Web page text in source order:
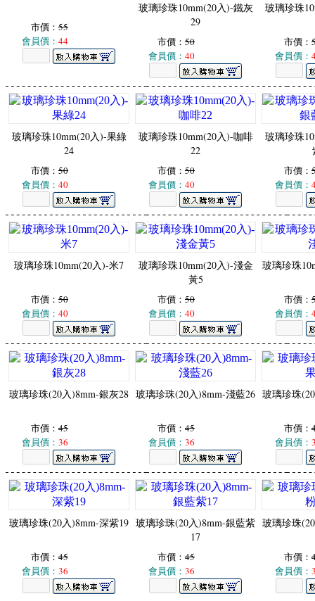
市價： 55
會員價： 44
玻璃珍珠10mm(20入)-鐵灰
29
市價： 50
會員價： 40
玻璃珍珠
市價：
會員價：
玻璃珍珠10mm(20入)-果綠
24
市價： 50
會員價： 40
玻璃珍珠10mm(20入)-咖啡
22
市價： 50
會員價： 40
玻璃珍珠
市價：
會員價：
玻璃珍珠10mm(20入)-米7
市價： 50
會員價： 40
玻璃珍珠10mm(20入)-淺金
黃5
市價： 50
會員價： 40
玻璃珍珠
市價：
會員價：
玻璃珍珠(20入)8mm-銀灰28
市價： 45
會員價： 36
玻璃珍珠(20入)8mm-淺藍26
市價： 45
會員價： 36
玻璃珍珠
市價：
會員價：
玻璃珍珠(20入)8mm-深紫19
市價： 45
會員價： 36
玻璃珍珠(20入)8mm-銀藍紫
17
市價： 45
會員價： 36
玻璃珍珠
市價：
會員價：